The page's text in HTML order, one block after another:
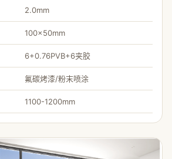
2.0mm
100×50mm
6+0.76PVB+6夹胶
氟碳烤漆/粉末喷涂
1100-1200mm